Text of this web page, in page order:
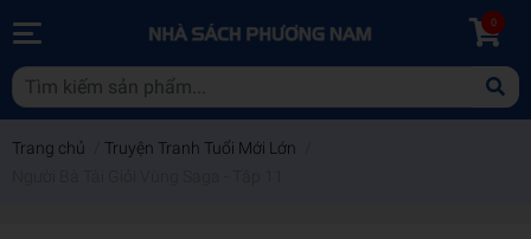
0
Trang chủ Truyện Tranh Tuổi Mới Lớn